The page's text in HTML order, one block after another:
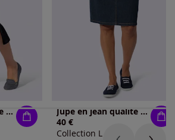
Jupe en jean qualité coton
Jupe en jean qualité coton extensible indéformable
40 €
Collection L